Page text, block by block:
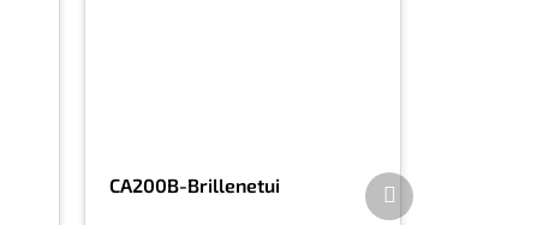
CA200B-Brillenetui
Nächstes
Produkt